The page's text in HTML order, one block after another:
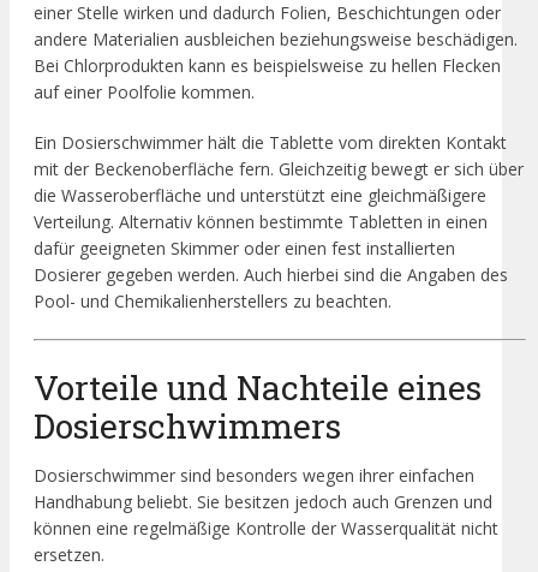
einer Stelle wirken und dadurch Folien, Beschichtungen oder
andere Materialien ausbleichen beziehungsweise beschädigen.
Bei Chlorprodukten kann es beispielsweise zu hellen Flecken
auf einer Poolfolie kommen.
Ein Dosierschwimmer hält die Tablette vom direkten Kontakt
mit der Beckenoberfläche fern. Gleichzeitig bewegt er sich über
die Wasseroberfläche und unterstützt eine gleichmäßigere
Verteilung. Alternativ können bestimmte Tabletten in einen
dafür geeigneten Skimmer oder einen fest installierten
Dosierer gegeben werden. Auch hierbei sind die Angaben des
Pool- und Chemikalienherstellers zu beachten.
Vorteile und Nachteile eines
Dosierschwimmers
Dosierschwimmer sind besonders wegen ihrer einfachen
Handhabung beliebt. Sie besitzen jedoch auch Grenzen und
können eine regelmäßige Kontrolle der Wasserqualität nicht
ersetzen.